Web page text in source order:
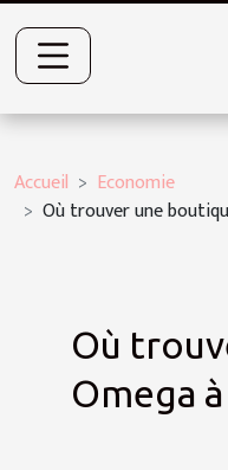
Accueil
Economie
Où trouver une
Où
Omega